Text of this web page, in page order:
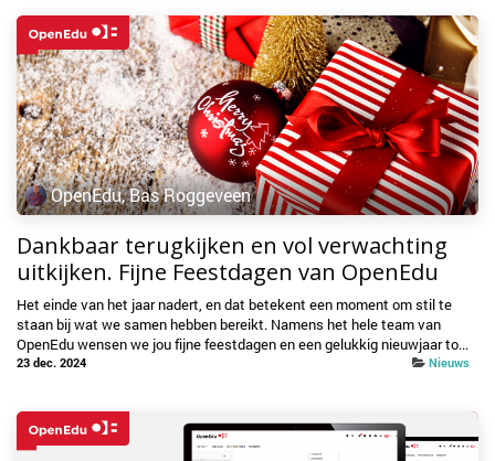
OpenEdu, Bas Roggeveen
Dankbaar terugkijken en vol verwachting
uitkijken. Fijne Feestdagen van OpenEdu
Het einde van het jaar nadert, en dat betekent een moment om stil te
staan bij wat we samen hebben bereikt. Namens het hele team van
OpenEdu wensen we jou fijne feestdagen en een gelukkig nieuwjaar to...
23 dec. 2024 Nieuws